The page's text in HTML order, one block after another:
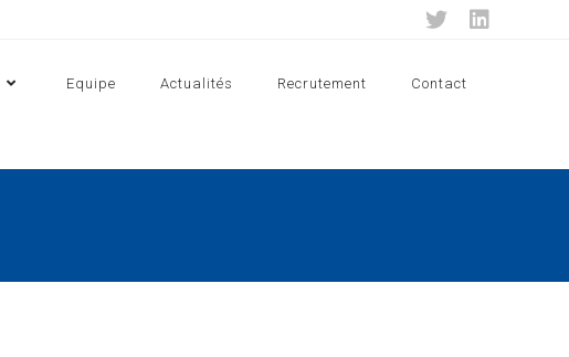
Equipe Actualités Recrutement Contact